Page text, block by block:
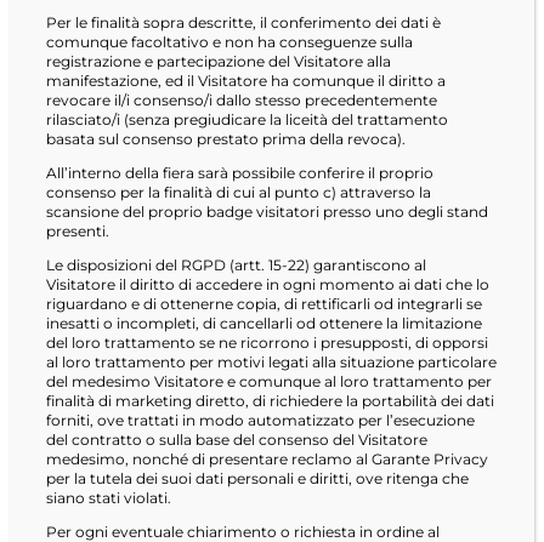
Per le finalità sopra descritte, il conferimento dei dati è
comunque facoltativo e non ha conseguenze sulla
registrazione e partecipazione del Visitatore alla
manifestazione, ed il Visitatore ha comunque il diritto a
revocare il/i consenso/i dallo stesso precedentemente
rilasciato/i (senza pregiudicare la liceità del trattamento
basata sul consenso prestato prima della revoca).
All’interno della fiera sarà possibile conferire il proprio
consenso per la finalità di cui al punto c) attraverso la
scansione del proprio badge visitatori presso uno degli stand
presenti.
Le disposizioni del RGPD (artt. 15-22) garantiscono al
Visitatore il diritto di accedere in ogni momento ai dati che lo
riguardano e di ottenerne copia, di rettificarli od integrarli se
inesatti o incompleti, di cancellarli od ottenere la limitazione
del loro trattamento se ne ricorrono i presupposti, di opporsi
al loro trattamento per motivi legati alla situazione particolare
del medesimo Visitatore e comunque al loro trattamento per
finalità di marketing diretto, di richiedere la portabilità dei dati
forniti, ove trattati in modo automatizzato per l’esecuzione
del contratto o sulla base del consenso del Visitatore
medesimo, nonché di presentare reclamo al Garante Privacy
per la tutela dei suoi dati personali e diritti, ove ritenga che
siano stati violati.
Per ogni eventuale chiarimento o richiesta in ordine al